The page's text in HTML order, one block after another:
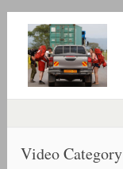
Video Category